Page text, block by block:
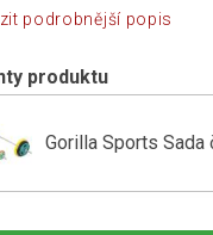
podrobnější popis
produktu
Gorilla Sports